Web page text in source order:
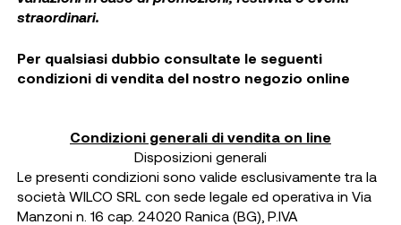
straordinari.
Per qualsiasi dubbio consultate le seguenti
condizioni di vendita del nostro negozio online
Condizioni generali di vendita on line
Disposizioni generali
Le presenti condizioni sono valide esclusivamente tra la
società WILCO SRL con sede legale ed operativa in Via
Manzoni n. 16 cap. 24020 Ranica (BG), P.IVA